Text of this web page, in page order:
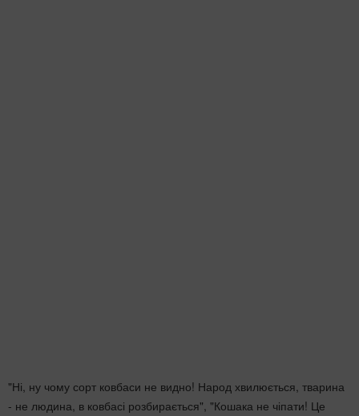
"Ні, ну чому сорт ковбаси не видно! Народ хвилюється, тварина
- не людина, в ковбасі розбирається", "Кошака не чіпати! Це